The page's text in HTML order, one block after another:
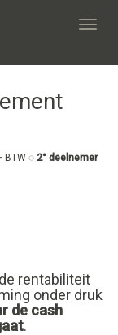
BTW ◌ 2° deelnemer
rentabiliteit
onder druk
de cash
.